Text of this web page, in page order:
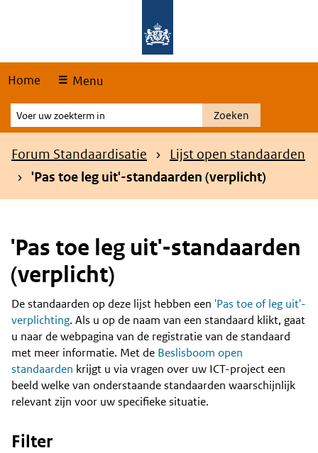
Home Menu
Voer
uw
zoekterm
Zoeken
Kruimelpad
Forum Standaardisatie
Lijst open standaarden
'Pas toe leg uit'-standaarden (verplicht)
'Pas toe leg uit'-standaarden
(verplicht)
Content
De standaarden op deze lijst hebben een 'Pas toe of leg uit'-
verplichting. Als u op de naam van een standaard klikt, gaat
u naar de webpagina van de registratie van de standaard
met meer informatie. Met de Beslisboom open
standaarden krijgt u via vragen over uw ICT-project een
beeld welke van onderstaande standaarden waarschijnlijk
relevant zijn voor uw specifieke situatie.
Filter